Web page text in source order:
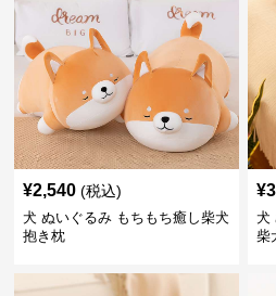
¥2,540 (税込)
犬 ぬいぐるみ もちもち癒し柴犬
抱き枕
¥
犬
柴